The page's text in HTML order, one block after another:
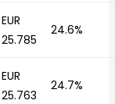
EUR
25.785
24.6%
EUR
25.763
24.7%